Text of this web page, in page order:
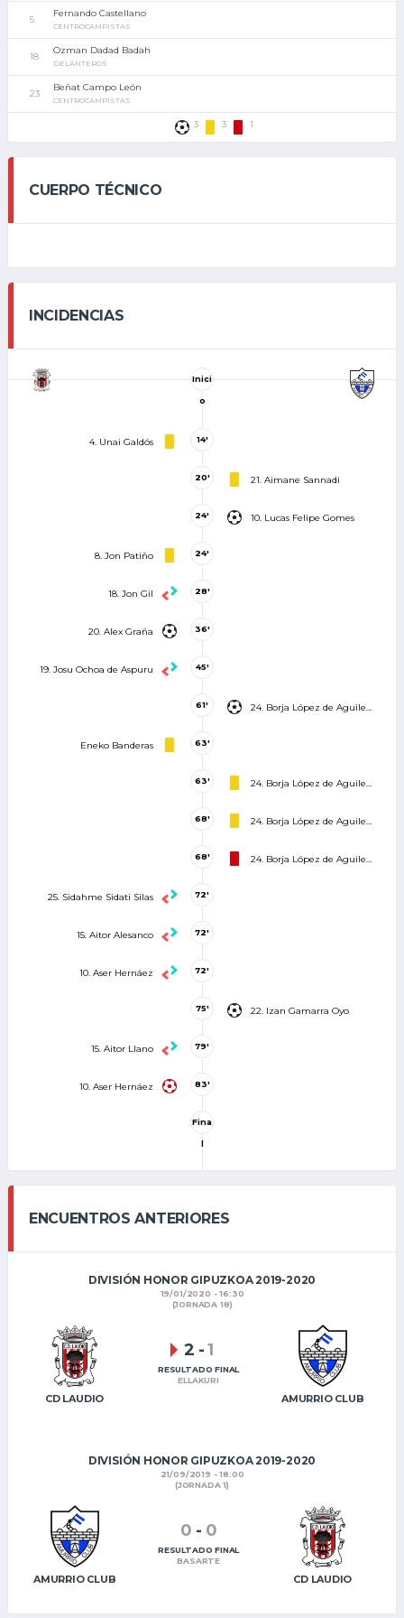
5
Fernando Castellano
CENTROCAMPISTAS
18
Ozman Dadad Badah
DELANTEROS
23
Beñat Campo León
CENTROCAMPISTAS
3 3 1
CUERPO TÉCNICO
INCIDENCIAS
Inici
o
4. Unai Galdós 14'
21. Aimane Sannadi
20'
10. Lucas Felipe Gomes
24'
8. Jon Patiño 24'
18. Jon Gil 28'
20. Alex Graña 36'
19. Josu Ochoa de Aspuru 45'
61'
Eneko Banderas 63'
63'
68'
68'
25. Sidahme Sidati Silas 72'
15. Aitor Alesanco 72'
10. Aser Hernáez 72'
22. Izan Gamarra Oyo
75'
15. Aitor Llano 79'
10. Aser Hernáez 83'
Fina
l
ENCUENTROS ANTERIORES
DIVISIÓN HONOR GIPUZKOA 2019-2020
19/01/2020 - 16:30
(JORNADA 18)
CD LAUDIO AMURRIO CLUB
2 -1
RESULTADO FINAL
ELLAKURI
DIVISIÓN HONOR GIPUZKOA 2019-2020
21/09/2019 - 18:00
(JORNADA 1)
AMURRIO CLUB CD LAUDIO
0 - 0
RESULTADO FINAL
BASARTE